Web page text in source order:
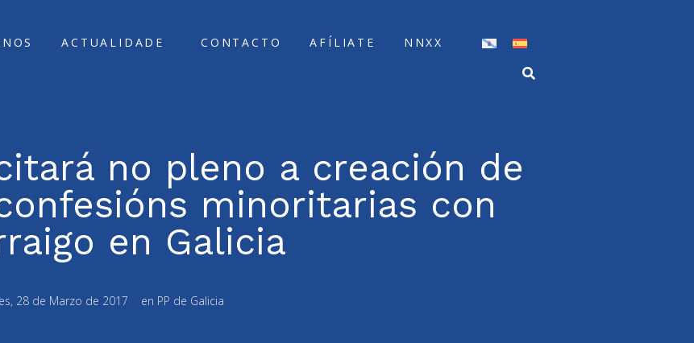
ACTUALIDADE CONTACTO AFÍLIATE NNXX
no pleno a creación de
minoritarias con
en Galicia
28 de Marzo de 2017 en PP de Galicia